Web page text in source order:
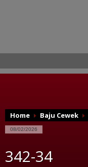
Home Baju Cewek
08/02/2026
342-34